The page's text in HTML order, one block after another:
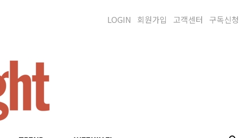
LOGIN 회원가입 고객센터 구독신청